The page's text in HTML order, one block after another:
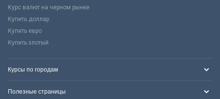
Курс валют на черном рынке
Купить доллар
Купить евро
Купить злотый
Курсы по городам
Полезные страницы